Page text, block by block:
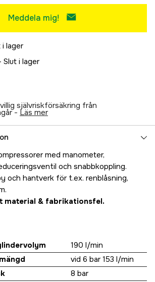
Meddela mig!
i lager
Slut i lager
självriskförsäkring från
- läs mer
med manometer,
och snabbkoppling.
och hantverk för t.ex. renblåsning,
material & fabrikationsfel.
190 l/min
vid 6 bar 153 l/min
8 bar